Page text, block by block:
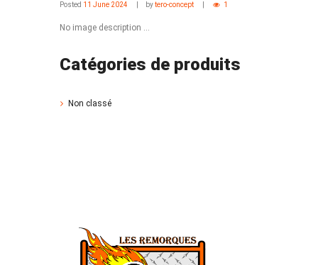
Posted 11 June 2024 bytero-concept 1
No image description ...
Catégories de produits
Non classé